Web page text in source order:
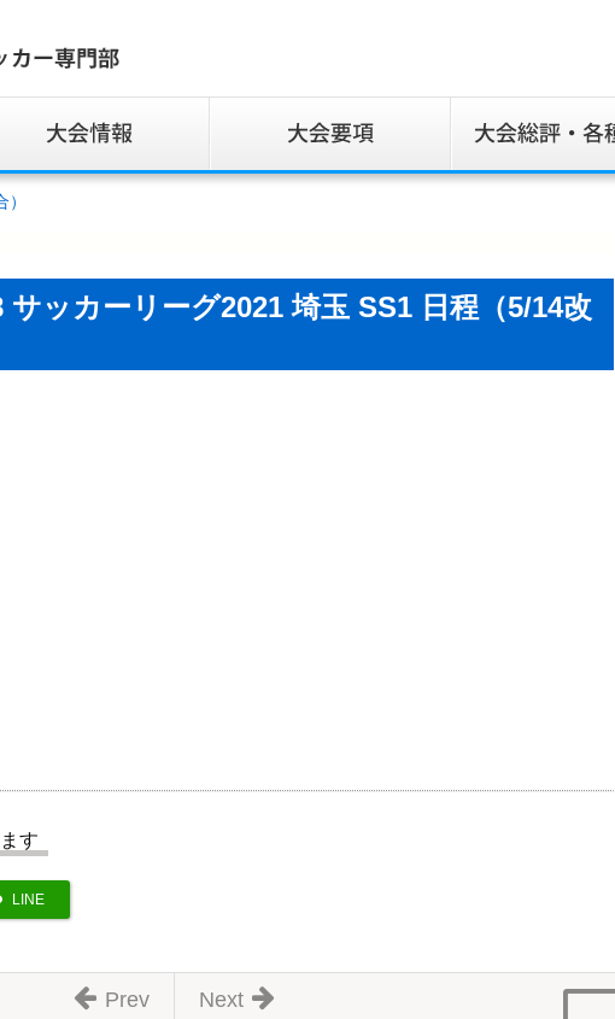
サッカーリーグ2021 埼玉 SS1 日程（5/14改
す
LINE
Next
Prev